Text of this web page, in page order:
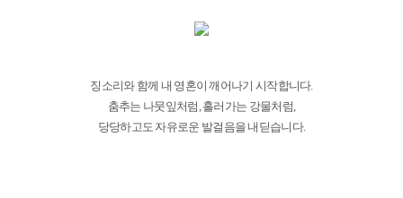
징소리와 함께 내 영혼이 깨어나기 시작합니다.
춤추는 나뭇잎처럼, 흘러가는 강물처럼,
당당하고도 자유로운 발걸음을 내딛습니다.